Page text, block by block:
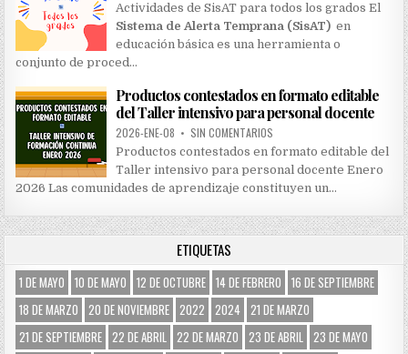
Actividades de SisAT para todos los grados El
Sistema de Alerta Temprana (SisAT) en
educación básica es una herramienta o
conjunto de proced…
Productos contestados en formato editable
del Taller intensivo para personal docente
2026-ENE-08 • SIN COMENTARIOS
Productos contestados en formato editable del
Taller intensivo para personal docente Enero
2026 Las comunidades de aprendizaje constituyen un…
ETIQUETAS
1 DE MAYO 10 DE MAYO 12 DE OCTUBRE 14 DE FEBRERO
16 DE SEPTIEMBRE
18 DE MARZO
20 DE NOVIEMBRE 2022 2024
21 DE MARZO
21 DE SEPTIEMBRE 22 DE ABRIL 22 DE MARZO 23 DE ABRIL 23 DE MAYO